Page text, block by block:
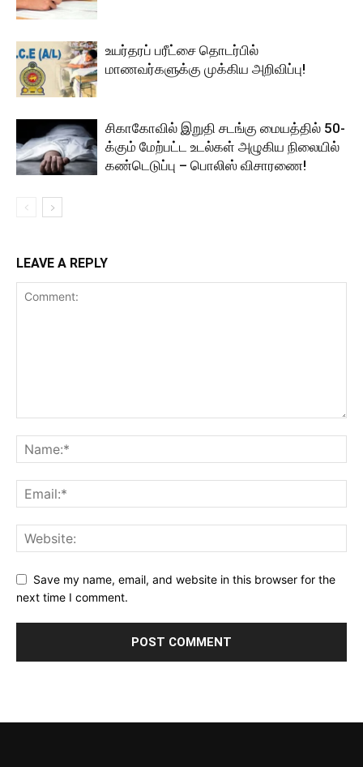
உயர்தரப் பரீட்சை தொடர்பில்
மாணவர்களுக்கு முக்கிய அறிவிப்பு!
சிகாகோவில் இறுதி சடங்கு மையத்தில் 50-
க்கும் மேற்பட்ட உடல்கள் அழுகிய நிலையில்
கண்டெடுப்பு – பொலிஸ் விசாரணை!
LEAVE A REPLY
Save my name, email, and website in this browser for the
next time I comment.